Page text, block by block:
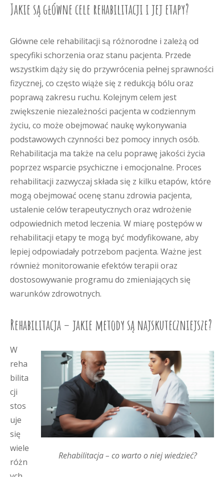
Jakie są główne cele rehabilitacji i jej etapy?
Główne cele rehabilitacji są różnorodne i zależą od
specyfiki schorzenia oraz stanu pacjenta. Przede
wszystkim dąży się do przywrócenia pełnej sprawności
fizycznej, co często wiąże się z redukcją bólu oraz
poprawą zakresu ruchu. Kolejnym celem jest
zwiększenie niezależności pacjenta w codziennym
życiu, co może obejmować naukę wykonywania
podstawowych czynności bez pomocy innych osób.
Rehabilitacja ma także na celu poprawę jakości życia
poprzez wsparcie psychiczne i emocjonalne. Proces
rehabilitacji zazwyczaj składa się z kilku etapów, które
mogą obejmować ocenę stanu zdrowia pacjenta,
ustalenie celów terapeutycznych oraz wdrożenie
odpowiednich metod leczenia. W miarę postępów w
rehabilitacji etapy te mogą być modyfikowane, aby
lepiej odpowiadały potrzebom pacjenta. Ważne jest
również monitorowanie efektów terapii oraz
dostosowywanie programu do zmieniających się
warunków zdrowotnych.
Rehabilitacja – jakie metody są najskuteczniejsze?
Rehabilitacja – co warto o niej wiedzieć?
W
reha
bilita
cji
stos
uje
się
wiele
różn